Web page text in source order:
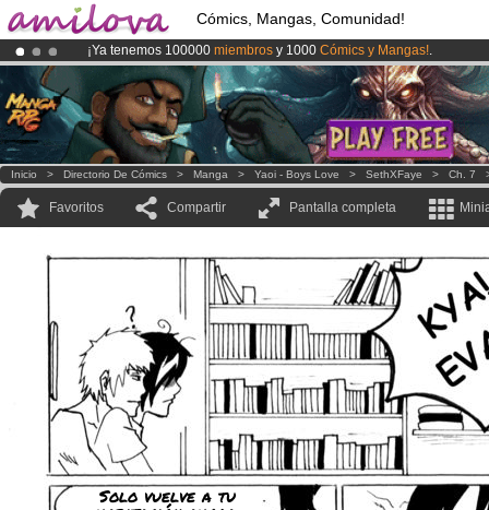
Cómics, Mangas, Comunidad!
¡Ya tenemos 100000 miembros y 1000 Cómics y Mangas!.
¡Conviertete en Premium por3.95 eurosal mes!Hazte Premium ya
El Kickstarter Amilova está desormado lanzado!.
Inicio > Directorio De Cómics > Manga > Yaoi - Boys Love > SethXFaye > Ch. 7
Favoritos Compartir Pantalla completa
Solo vuelve a tu